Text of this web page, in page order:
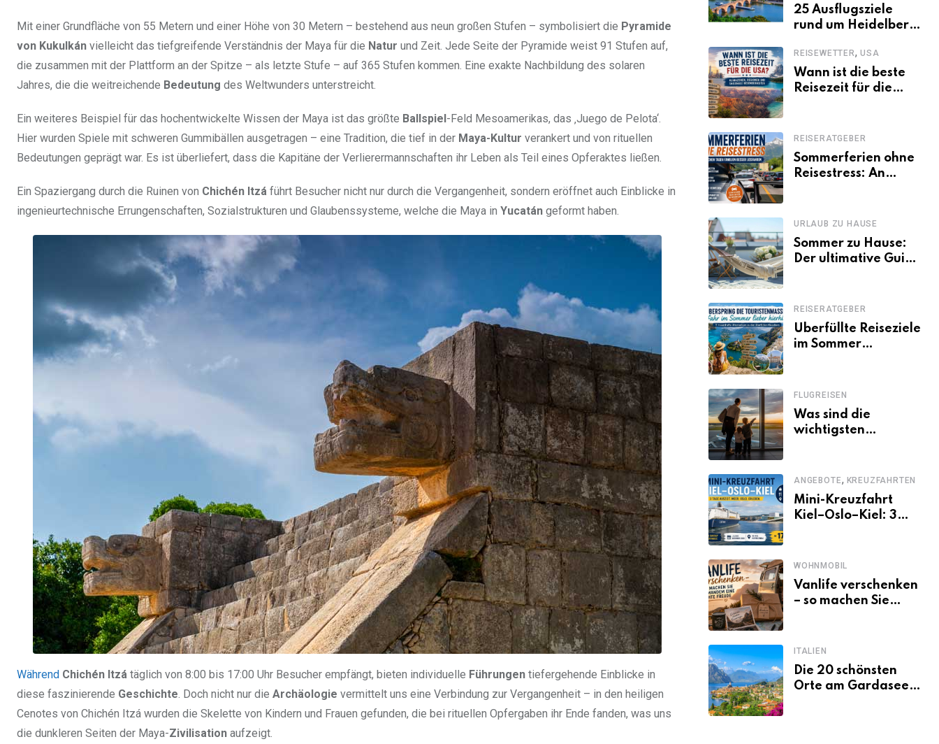
Mit einer Grundfläche von 55 Metern und einer Höhe von 30 Metern – bestehend aus neun großen Stufen – symbolisiert die Pyramide
von Kukulkán vielleicht das tiefgreifende Verständnis der Maya für die Natur und Zeit. Jede Seite der Pyramide weist 91 Stufen auf,
die zusammen mit der Plattform an der Spitze – als letzte Stufe – auf 365 Stufen kommen. Eine exakte Nachbildung des solaren
Jahres, die die weitreichende Bedeutung des Weltwunders unterstreicht.
Ein weiteres Beispiel für das hochentwickelte Wissen der Maya ist das größte Ballspiel-Feld Mesoamerikas, das ‚Juego de Pelota‘.
Hier wurden Spiele mit schweren Gummibällen ausgetragen – eine Tradition, die tief in der Maya-Kultur verankert und von rituellen
Bedeutungen geprägt war. Es ist überliefert, dass die Kapitäne der Verlierermannschaften ihr Leben als Teil eines Opferaktes ließen.
Ein Spaziergang durch die Ruinen von Chichén Itzá führt Besucher nicht nur durch die Vergangenheit, sondern eröffnet auch Einblicke in
ingenieurtechnische Errungenschaften, Sozialstrukturen und Glaubenssysteme, welche die Maya in Yucatán geformt haben.
Während Chichén Itzá täglich von 8:00 bis 17:00 Uhr Besucher empfängt, bieten individuelle Führungen tiefergehende Einblicke in
diese faszinierende Geschichte. Doch nicht nur die Archäologie vermittelt uns eine Verbindung zur Vergangenheit – in den heiligen
Cenotes von Chichén Itzá wurden die Skelette von Kindern und Frauen gefunden, die bei rituellen Opfergaben ihr Ende fanden, was uns
die dunkleren Seiten der Maya-Zivilisation aufzeigt.
25 Ausflugsziele
rund um Heidelberg,
sollte
REISEWETTER, USA
Wann ist die beste
Reisezeit für die
saisonale
Besonderheiten
REISERATGEBER
Sommerferien ohne
Reisestress: An
losfahren
URLAUB ZU HAUSE
Sommer zu Hause:
Der ultimative Guide
REISERATGEBER
Überfüllte Reiseziele
im Sommer
zu Mallorca,
Santorini, Gardasee
& Co.
FLUGREISEN
Was sind die
wichtigsten
ANGEBOTE, KREUZFAHRTEN
Mini-Kreuzfahrt
Kiel–Oslo–Kiel: 3
WOHNMOBIL
Vanlife verschenken
– so machen Sie
ITALIEN
Die 20 schönsten
Orte am Gardasee,